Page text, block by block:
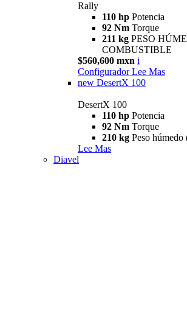
Rally
110 hp Potencia
92 Nm Torque
211 kg PESO
COMBUSTIBLE
$560,600 mxn i
Configurador Lee Mas
new DesertX 100
DesertX 100
110 hp Potencia
92 Nm Torque
210 kg Peso
Lee Mas
Diavel